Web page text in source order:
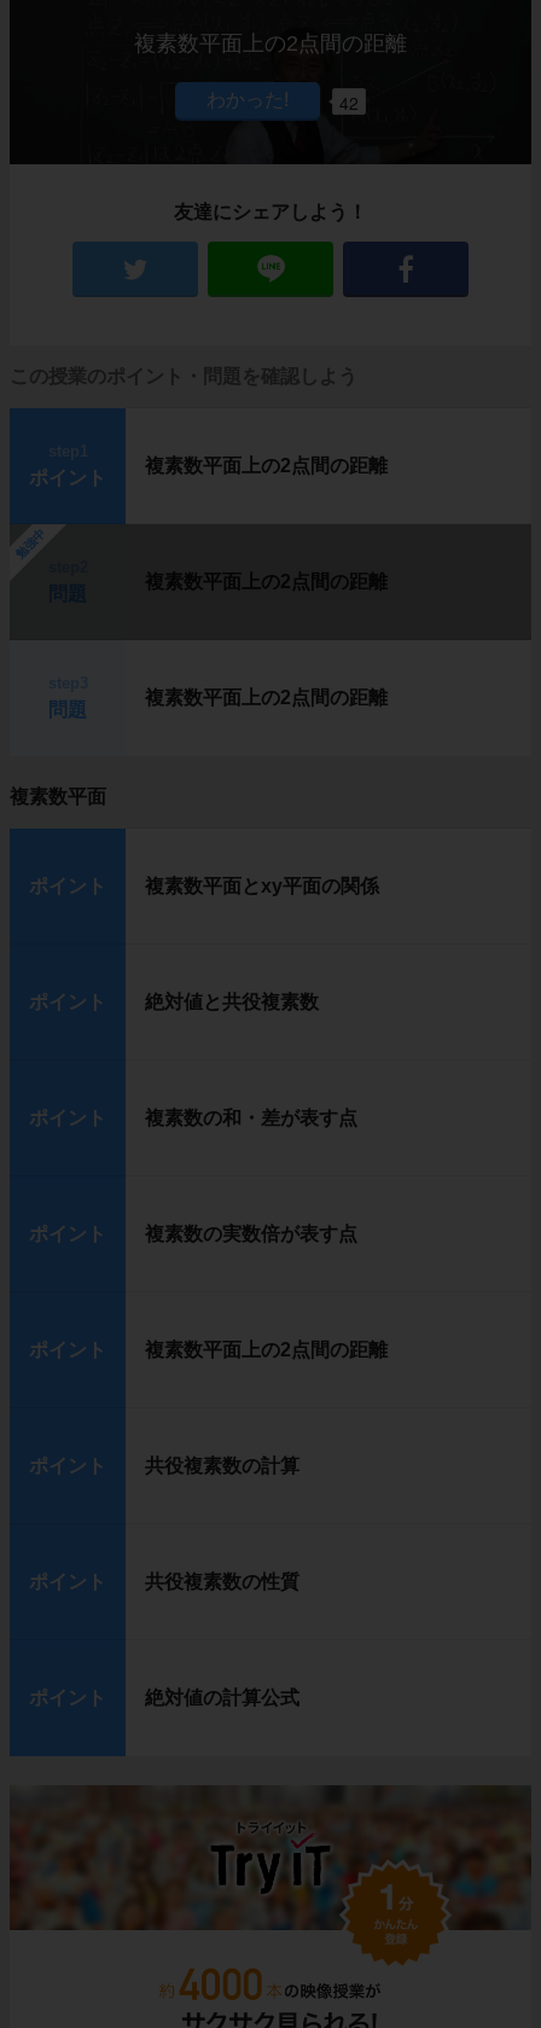
複素数平面上の2点間の距離
42
友達にシェアしよう！
この授業のポイント・問題を確認しよう
ポイント
複素数平面上の2点間の距離
勉強中
複素数平面上の2点間の距離
問題
複素数平面上の2点間の距離
複素数平面
ポイント 複素数平面とxy平面の関係
ポイント 絶対値と共役複素数
ポイント 複素数の和・差が表す点
ポイント 複素数の実数倍が表す点
ポイント 複素数平面上の2点間の距離
ポイント 共役複素数の計算
ポイント 共役複素数の性質
ポイント 絶対値の計算公式